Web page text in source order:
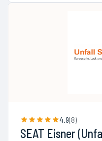
4.9(8)
SEAT Eisner